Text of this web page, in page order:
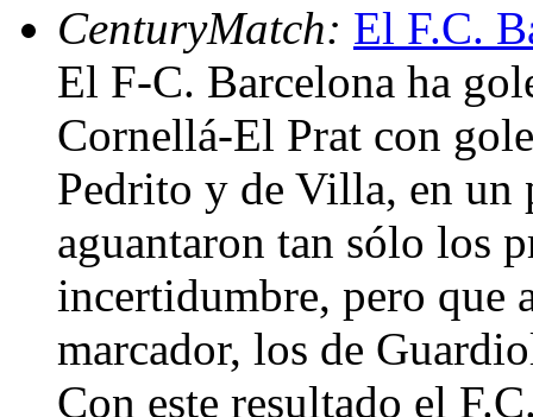
CenturyMatch: El F.C.
El F-C. Barcelona ha
Cornellá-El Prat con
Pedrito y de Villa, en un
aguantaron tan sólo los
incertidumbre, pero que
marcador, los de
Con este resultado el